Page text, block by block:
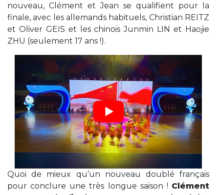
nouveau, Clément et Jean se qualifient pour la
finale, avec les allemands habituels, Christian REITZ
et Oliver GEIS et les chinois Junmin LIN et Haojie
ZHU (seulement 17 ans !).
Quoi de mieux qu’un nouveau doublé français
pour conclure une très longue saison ! Clément